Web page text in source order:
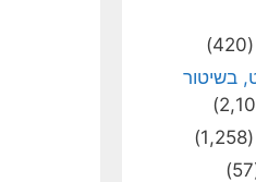
(420)
בשיטור
(1,258)